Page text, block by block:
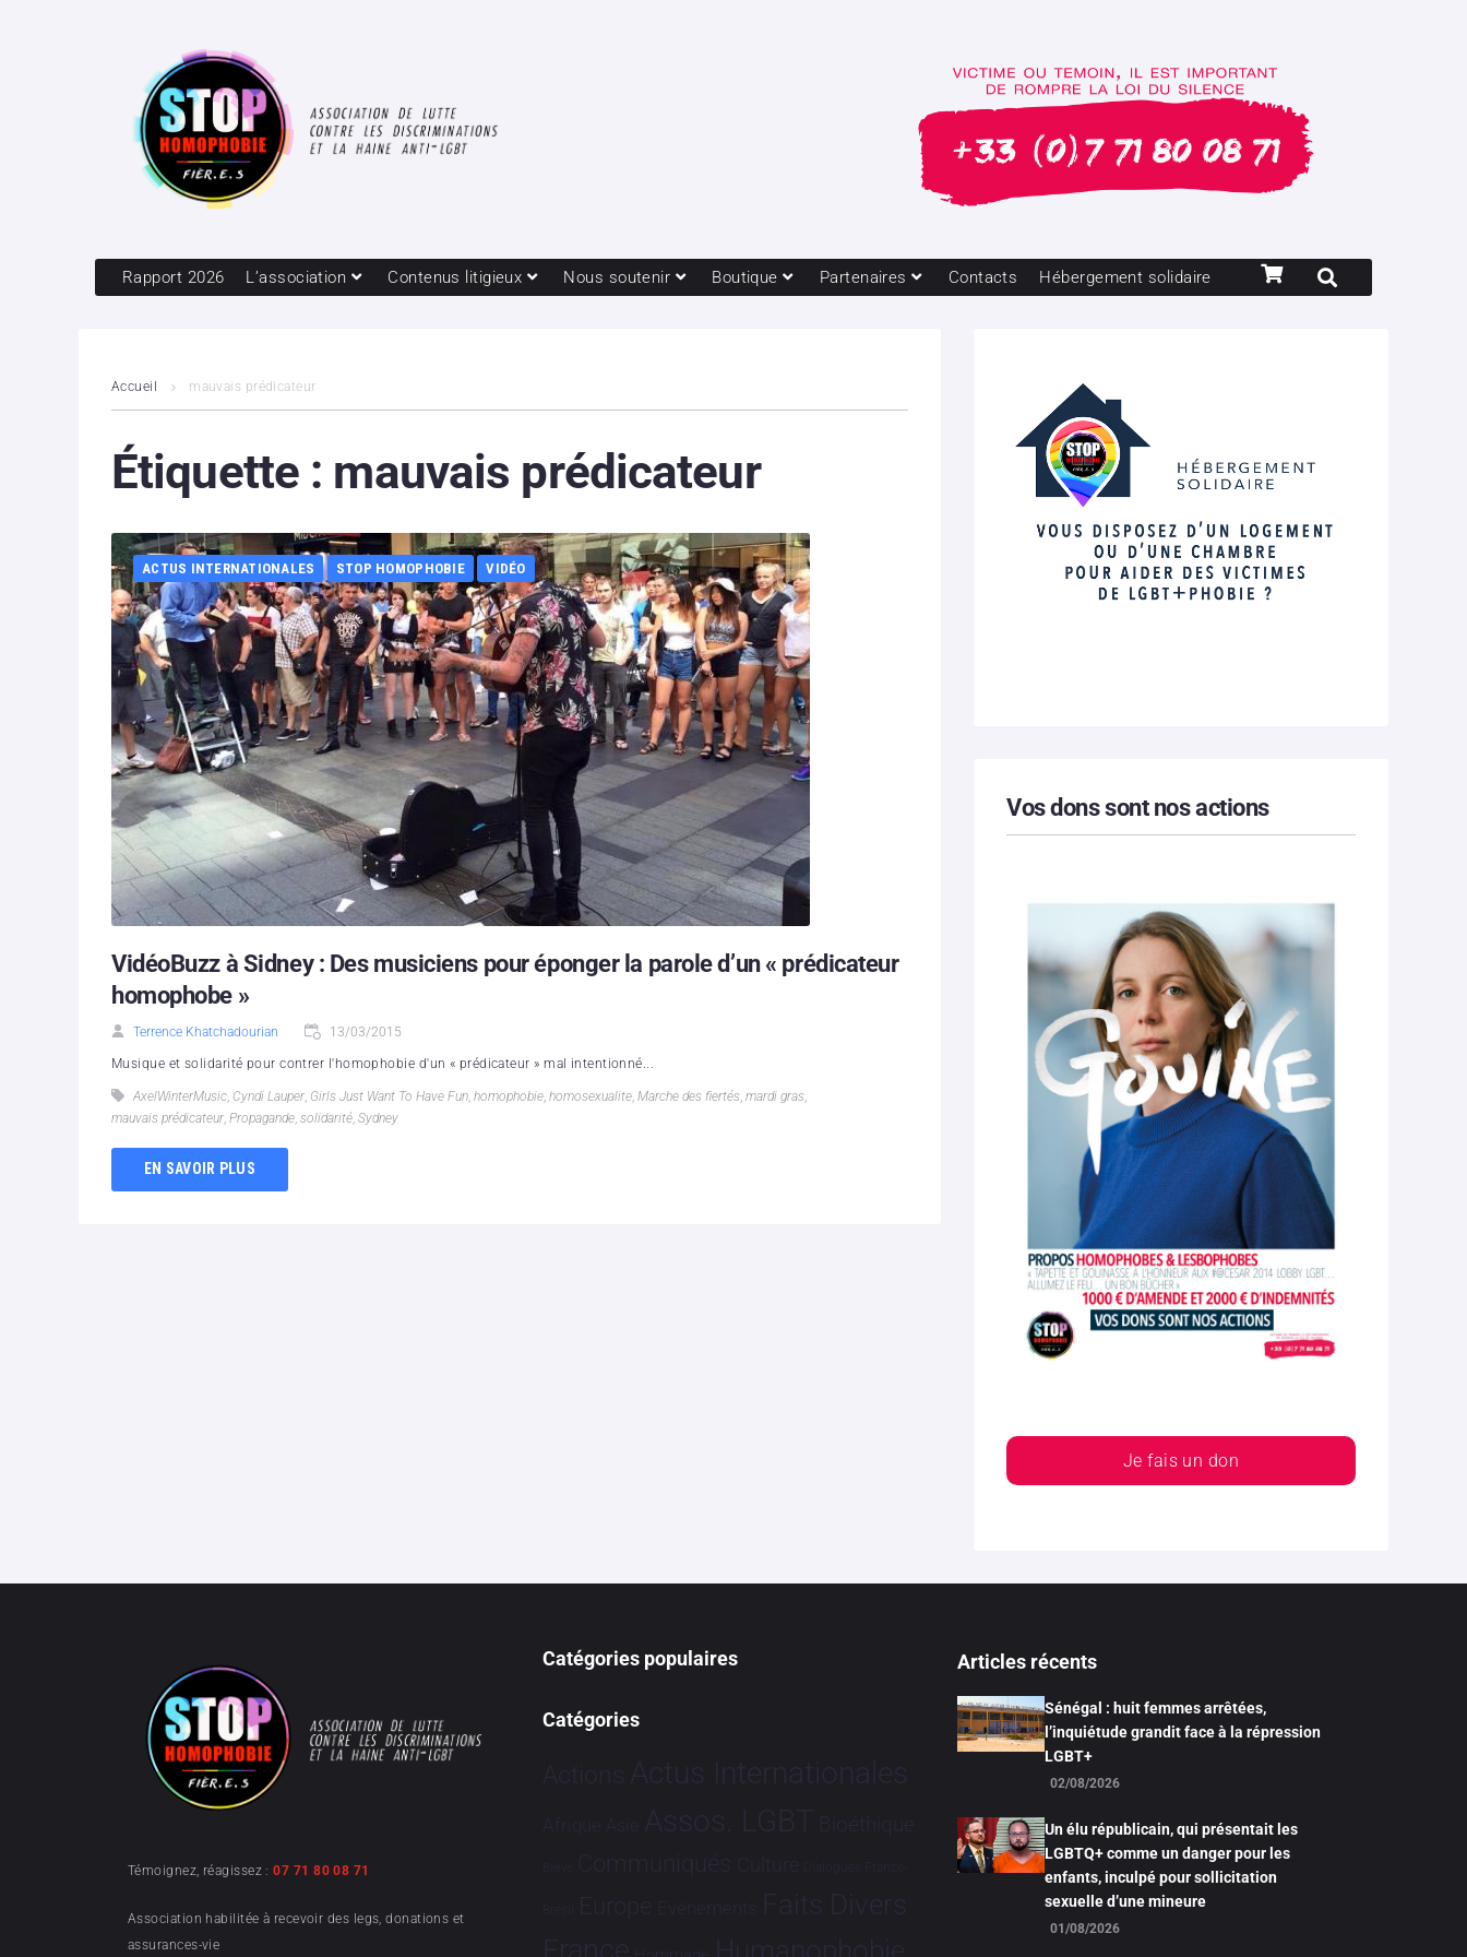
Rapport 2026 L’association Contenus litigieux Nous soutenir Boutique Partenaires Contacts Hébergement solidaire
Accueil mauvais prédicateur
Étiquette : mauvais prédicateur
ACTUS INTERNATIONALES STOP HOMOPHOBIE VIDÉO
VidéoBuzz à Sidney : Des musiciens pour éponger la parole d’un « prédicateur
homophobe »
Terrence Khatchadourian 13/03/2015
Musique et solidarité pour contrer l'homophobie d'un « prédicateur » mal intentionné...
AxelWinterMusic, Cyndi Lauper, Girls Just Want To Have Fun, homophobie, homosexualite, Marche des fiertés, mardi gras,
mauvais prédicateur, Propagande, solidarité, Sydney
EN SAVOIR PLUS
Vos dons sont nos actions
Je fais un don
Témoignez, réagissez :07 71 80 08 71
Association habilitée à recevoir des legs, donations et
assurances-vie
Catégories populaires
Catégories
Actions Actus Internationales
Afrique Asie Assos. LGBT Bioéthique
Brève Communiqués Culture Dialogues France-
Brésil Europe Evénements Faits Divers
Humanophobie
Articles récents
Sénégal : huit femmes arrêtées,
l’inquiétude grandit face à la répression
LGBT+
02/08/2026
Un élu républicain, qui présentait les
LGBTQ+ comme un danger pour les
enfants, inculpé pour sollicitation
sexuelle d’une mineure
01/08/2026